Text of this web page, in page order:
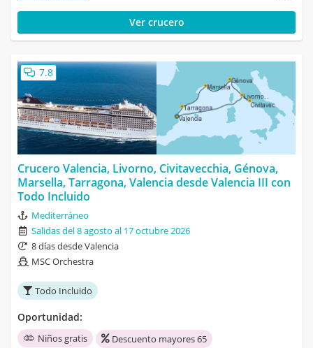
Ver crucero
7.8
Crucero Valencia, Livorno, Civitavecchia, Génova,
Marsella, Tarragona, Valencia desde Valencia III con
Todo Incluido
Mediterráneo
Salidas del 8 agosto al 17 octubre 2026
8 días desde Valencia
MSC Orchestra
Todo Incluido
Oportunidad:
Niños gratis Descuento mayores 65